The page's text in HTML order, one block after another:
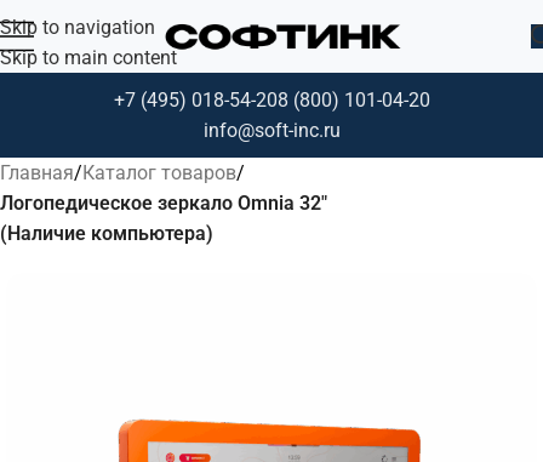
Skip to navigation
Skip to main content
+7 (495) 018-54-208 (800) 101-04-20
info@soft-inc.ru
Главная Каталог товаров
Логопедическое зеркало Omnia 32"
(Наличие компьютера)